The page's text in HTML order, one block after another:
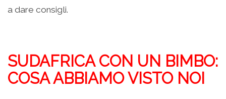
a dare consigli.
SUDAFRICA CON UN BIMBO:
COSA ABBIAMO VISTO NOI